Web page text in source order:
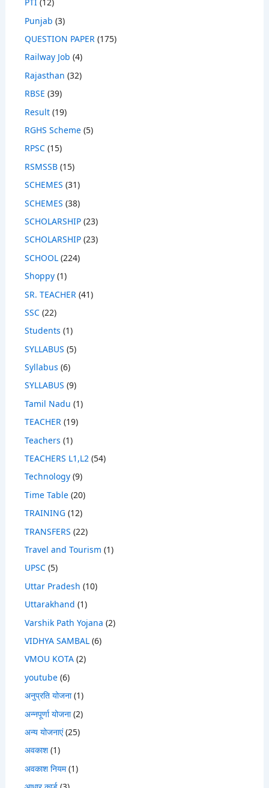
Punjab (3)
QUESTION PAPER(175)
Railway Job (4)
Rajasthan (32)
RBSE (39)
Result(19)
RGHS Scheme(5)
RPSC(15)
RSMSSB(15)
SCHEMES (31)
SCHEMES (38)
SCHOLARSHIP(23)
SCHOLARSHIP(23)
SCHOOL(224)
Shoppy(1)
SR. TEACHER (41)
SSC(22)
Students (1)
SYLLABUS (5)
Syllabus (6)
SYLLABUS (9)
Tamil Nadu (1)
TEACHER(19)
Teachers (1)
TEACHERS L1,L2(54)
Technology(9)
Time Table(20)
TRAINING (12)
TRANSFERS (22)
Travel and Tourism (1)
UPSC(5)
Uttar Pradesh (10)
Uttarakhand (1)
Varshik Path Yojana (2)
VIDHYA SAMBAL(6)
VMOU KOTA(2)
youtube(6)
अनुप्रति योजना(1)
अन्नपूर्णा योजना(2)
अन्य योजनाएं(25)
अवकाश(1)
अवकाश नियम(1)